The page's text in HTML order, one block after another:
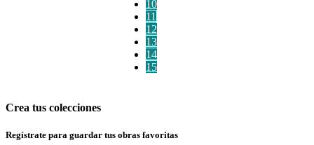
10
11
12
13
14
15
Crea tus colecciones
Regístrate para guardar tus obras favoritas